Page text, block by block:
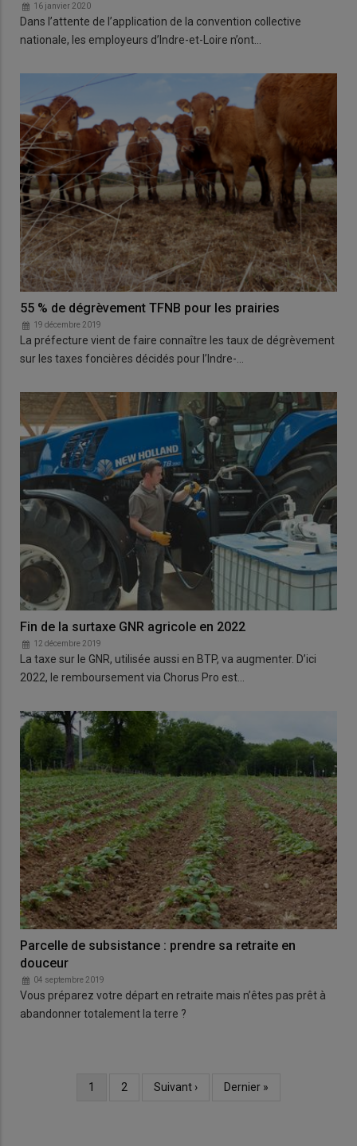
16 janvier 2020
Dans l’attente de l’application de la convention collective
nationale, les employeurs d’Indre-et-Loire n’ont…
55 % de dégrèvement TFNB pour les prairies
19 décembre 2019
La préfecture vient de faire connaître les taux de dégrèvement
sur les taxes foncières décidés pour l’Indre-…
Fin de la surtaxe GNR agricole en 2022
12 décembre 2019
La taxe sur le GNR, utilisée aussi en BTP, va augmenter. D’ici
2022, le remboursement via Chorus Pro est…
Parcelle de subsistance : prendre sa retraite en
douceur
04 septembre 2019
Vous préparez votre départ en retraite mais n’êtes pas prêt à
abandonner totalement la terre ?
Page
1 Page
2
Page
Suivant ›
Dernière
Dernier »